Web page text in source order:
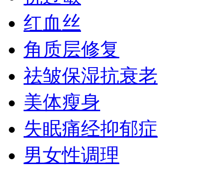
红血丝
角质层修复
祛皱保湿抗衰老
美体瘦身
失眠痛经抑郁症
男女性调理